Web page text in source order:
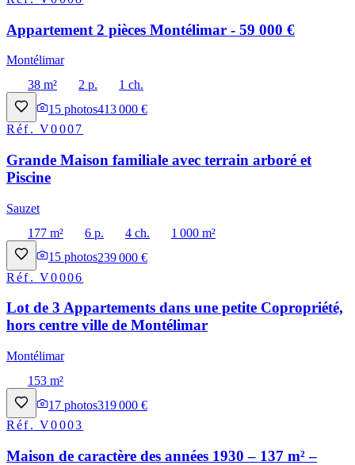
Appartement 2 pièces Montélimar - 59 000 €
Montélimar
38 m²
2 p.
1 ch.
15 photos413 000 €
Réf.V0007
Grande Maison familiale avec terrain arboré et
Piscine
Sauzet
177 m²
6 p. 4 ch.
1 000 m²
15 photos239 000 €
Réf.V0006
Lot de 3 Appartements dans une petite Copropriété,
hors centre ville de Montélimar
Montélimar
153 m²
17 photos319 000 €
Réf.V0003
Maison de caractère des années 1930 – 137 m² –